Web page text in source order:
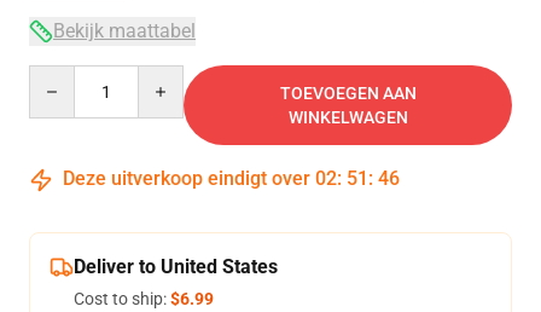
Bekijk maattabel
TOEVOEGEN AAN
WINKELWAGEN
Deze uitverkoop eindigt over 02: 51 : 46
Deliver to United States
Cost to ship:$6.99